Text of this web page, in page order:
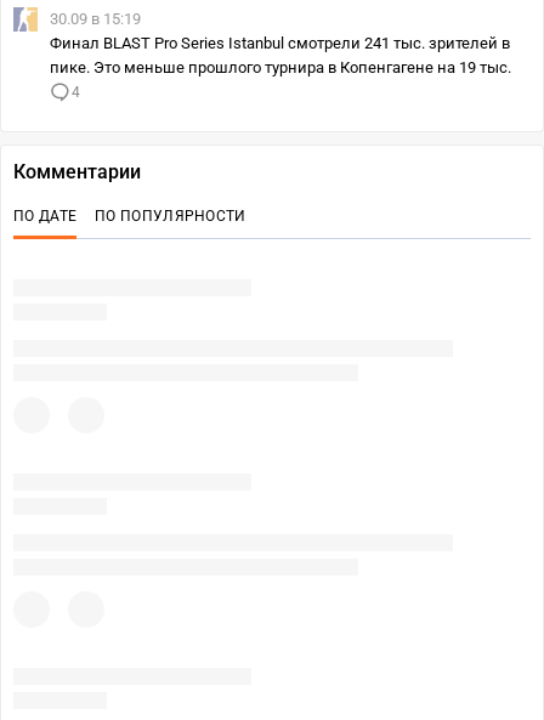
30.09 в 15:19
Финал BLAST Pro Series Istanbul смотрели 241 тыс. зрителей в
пике. Это меньше прошлого турнира в Копенгагене на 19 тыс.
4
Комментарии
ПО ДАТЕ ПО ПОПУЛЯРНОСТИ